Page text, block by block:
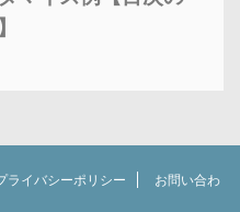
ライバシーポリシー
お問い合わ